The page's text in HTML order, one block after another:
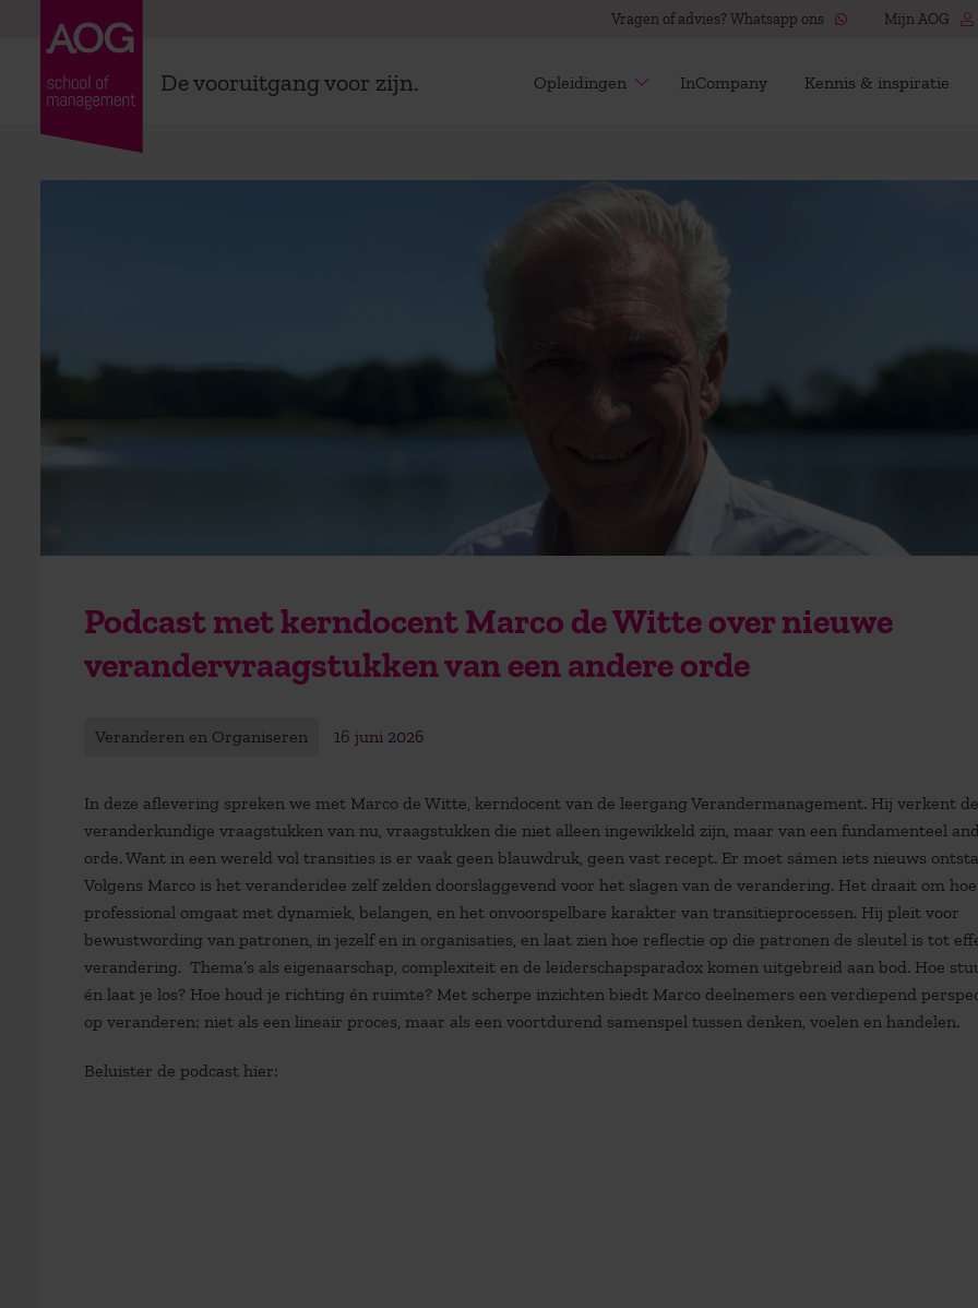
Vragen of advies? Whatsapp ons Mijn AOG
De vooruitgang voor zijn. Opleidingen InCompany Kennis & inspiratie
Podcast met kerndocent Marco de Witte over nieuwe
verandervraagstukken van een andere orde
Veranderen en Organiseren 16 juni 2026
In deze aflevering spreken we met Marco de Witte, kerndocent van de leergang Verandermanagement. Hij verkent de
veranderkundige vraagstukken van nu, vraagstukken die niet alleen ingewikkeld zijn, maar van een fundamenteel
orde. Want in een wereld vol transities is er vaak geen blauwdruk, geen vast recept. Er moet sámen iets nieuws
Volgens Marco is het veranderidee zelf zelden doorslaggevend voor het slagen van de verandering. Het draait om
professional omgaat met dynamiek, belangen, en het onvoorspelbare karakter van transitieprocessen. Hij pleit voor
bewustwording van patronen, in jezelf en in organisaties, en laat zien hoe reflectie op die patronen de sleutel is tot
verandering. Thema’s als eigenaarschap, complexiteit en de leiderschapsparadox komen uitgebreid aan bod. Hoe
én laat je los? Hoe houd je richting én ruimte? Met scherpe inzichten biedt Marco deelnemers een verdiepend
op veranderen: niet als een lineair proces, maar als een voortdurend samenspel tussen denken, voelen en handelen.
Beluister de podcast hier: